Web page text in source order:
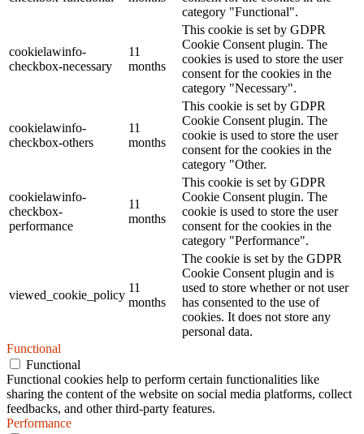
category "Functional".
cookielawinfo-
checkbox-necessary
11
months
This cookie is set by GDPR
Cookie Consent plugin. The
cookies is used to store the user
consent for the cookies in the
category "Necessary".
cookielawinfo-
checkbox-others
11
months
This cookie is set by GDPR
Cookie Consent plugin. The
cookie is used to store the user
consent for the cookies in the
category "Other.
cookielawinfo-
checkbox-
performance
11
months
This cookie is set by GDPR
Cookie Consent plugin. The
cookie is used to store the user
consent for the cookies in the
category "Performance".
viewed_cookie_policy
11
months
The cookie is set by the GDPR
Cookie Consent plugin and is
used to store whether or not user
has consented to the use of
cookies. It does not store any
personal data.
Functional
Functional
Functional cookies help to perform certain functionalities like
sharing the content of the website on social media platforms, collect
feedbacks, and other third-party features.
Performance